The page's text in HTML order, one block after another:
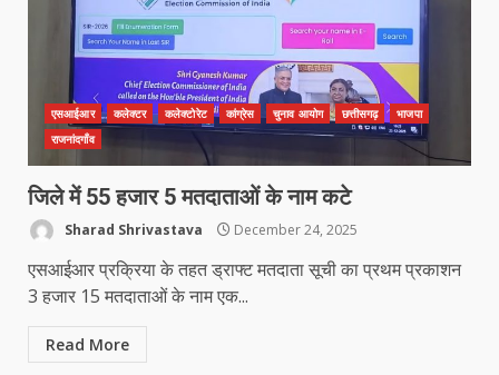
एसआईआर कलेक्टर कलेक्टोरेट कांग्रेस चुनाव आयोग छत्तीसगढ़
भाजपा
राजनांदगाँव
जिले में 55 हजार 5 मतदाताओं के नाम कटे
Sharad Shrivastava December 24, 2025
एसआईआर प्रक्रिया के तहत ड्राफ्ट मतदाता सूची का प्रथम प्रकाशन
3 हजार 15 मतदाताओं के नाम एक...
Read More